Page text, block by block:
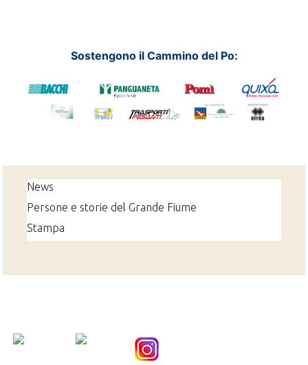
Sostengono il Cammino del Po:
News
Persone e storie del Grande Fiume
Stampa